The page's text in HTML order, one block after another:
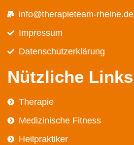
info@therapieteam-rheine.de
Impressum
Datenschutz­erklärung
Nützliche Links
Therapie
Medizinische Fitness
Heilpraktiker